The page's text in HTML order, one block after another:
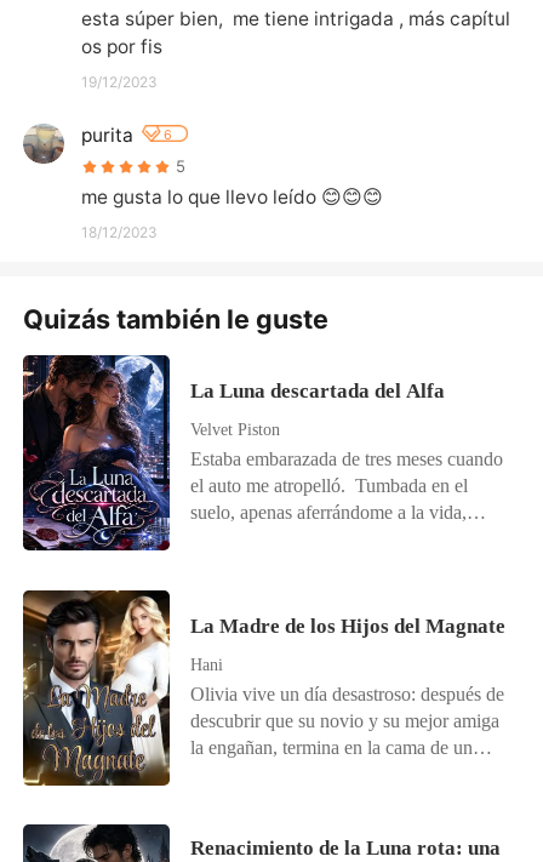
esta súper bien,  me tiene intrigada , más capítul
os por fis
19/12/2023
purita 6
5
me gusta lo que llevo leído 😊😊😊
18/12/2023
Quizás también le guste
La Luna descartada del Alfa
Velvet Piston
Estaba embarazada de tres meses cuando
el auto me atropelló. Tumbada en el
suelo, apenas aferrándome a la vida,
su primer amor, Ivy. "Gracias, Alfa.
oscuridad, así que te quedaste conmigo
toda la noche. Incluso despejaste toda tu
agenda hoy para llevarme a la subasta,
solo para darme el mejor regalo del
La Madre de los Hijos del Magnate
Hani
Olivia vive un día desastroso: después de
descubrir que su novio y su mejor amiga
la engañan, termina en la cama de un
de interrumpir el embarazo, el hombre
Renacimiento de la Luna rota: una